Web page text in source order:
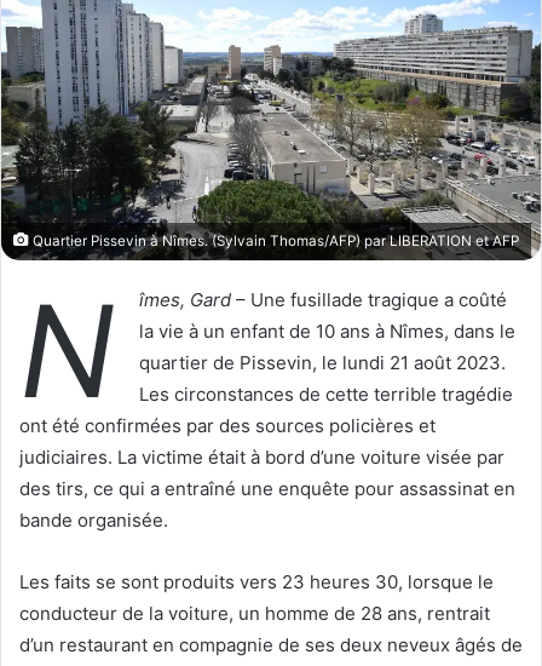
X
u
n
c
o
u
r
r
i
e
Quartier Pissevin à Nîmes. (Sylvain Thomas/AFP) par LIBERATION et AFP
N îmes, Gard – Une fusillade tragique a coûté
la vie à un enfant de 10 ans à Nîmes, dans le
quartier de Pissevin, le lundi 21 août 2023.
Les circonstances de cette terrible tragédie
ont été confirmées par des sources policières et
judiciaires. La victime était à bord d’une voiture visée par
des tirs, ce qui a entraîné une enquête pour assassinat en
bande organisée.
Les faits se sont produits vers 23 heures 30, lorsque le
conducteur de la voiture, un homme de 28 ans, rentrait
d’un restaurant en compagnie de ses deux neveux âgés de